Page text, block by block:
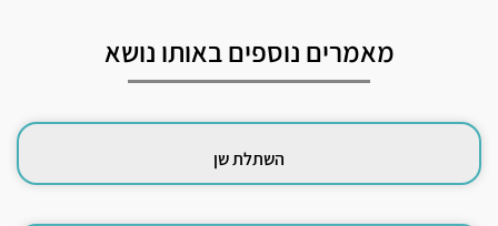
מאמרים נוספים באותו נושא
השתלת שן